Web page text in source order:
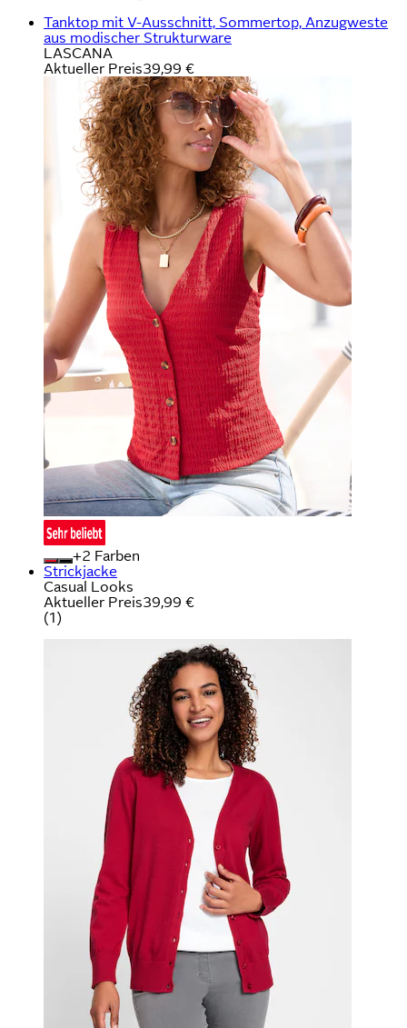
Tanktop mit V-Ausschnitt, Sommertop, Anzugweste
aus modischer Strukturware
LASCANA
Aktueller Preis39,99 €
+
Farben
Strickjacke
Casual Looks
Aktueller Preis39,99 €
(1)